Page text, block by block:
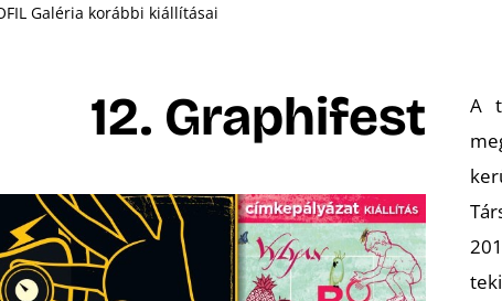
Galéria korábbi kiállításai
12. Graphifest
A